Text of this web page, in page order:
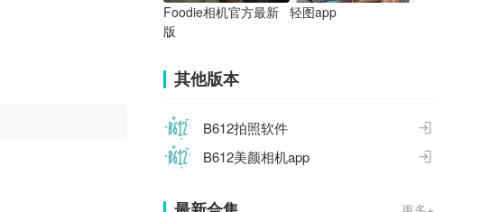
Foodie相机官方最新
版
轻图app
其他版本
B612拍照软件
B612美颜相机app